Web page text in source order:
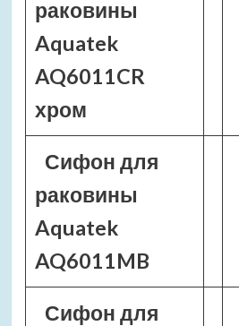
раковины
Aquatek
AQ6011CR
хром
Сифон для
раковины
Aquatek
AQ6011MB
Сифон для